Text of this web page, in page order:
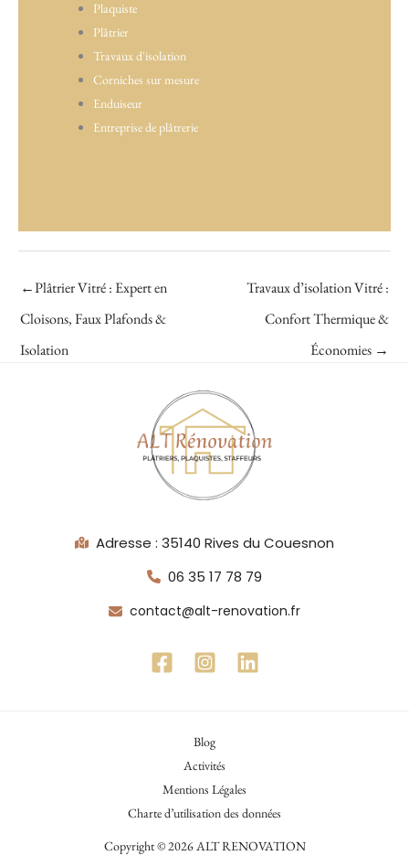
Plaquiste
Plâtrier
Travaux d'isolation
Corniches sur mesure
Enduiseur
Entreprise de plâtrerie
←Plâtrier Vitré : Expert en
Cloisons, Faux Plafonds &
Isolation
Travaux d’isolation Vitré :
Confort Thermique &
Économies →
Adresse : 35140 Rives du Couesnon
06 35 17 78 79
contact@alt-renovation.fr
Blog
Activités
Mentions Légales
Charte d’utilisation des données
Copyright © 2026 ALT RENOVATION